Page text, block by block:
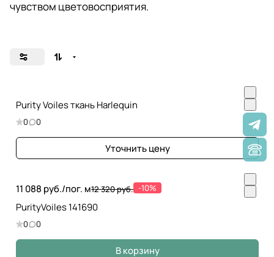
чувством цветовосприятия.
Purity Voiles ткань Harlequin
0 0
Уточнить цену
11 088 руб./пог. м12 320 руб. -10%
PurityVoiles 141690
0 0
В корзину